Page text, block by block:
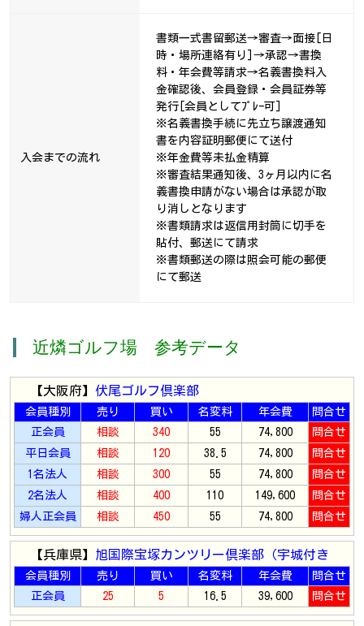
入会までの流れ
書類一式書留郵送→審査→面接[日
時・場所連絡有り]→承認→書換
料・年会費等請求→名義書換料入
金確認後、会員登録・会員証券等
発行[会員としてﾌﾟﾚｰ可]
※名義書換手続に先立ち譲渡通知
書を内容証明郵便にて送付
※年金費等未払金精算
※審査結果通知後、3ヶ月以内に名
義書換申請がない場合は承認が取
り消しとなります
※書類請求は返信用封筒に切手を
貼付、郵送にて請求
※書類郵送の際は照会可能の郵便
にて郵送
近燐ゴルフ場 参考データ
【大阪府】 伏尾ゴルフ倶楽部
会員種別 売り 買い 名変料 年会費
問合せ
正会員
相談 340 55 74,800
問合せ
平日会員
相談 120 38.5 74,800
問合せ
1名法人
相談 300 55 74,800
問合せ
2名法人
相談 400 110 149,600
問合せ
婦人正会員
相談 450 55 74,800 問合せ
【兵庫県】 旭国際宝塚カンツリー倶楽部（宇城付き
会員種別 売り 買い 名変料 年会費
問合せ
正会員
25 5 16.5 39,600 問合せ